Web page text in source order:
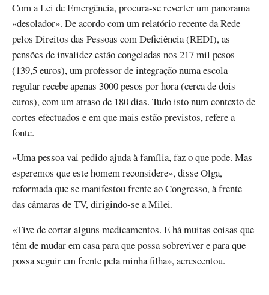
Com a Lei de Emergência, procura-se reverter um panorama
«desolador». De acordo com um relatório recente da Rede
pelos Direitos das Pessoas com Deficiência (REDI), as
pensões de invalidez estão congeladas nos 217 mil pesos
(139,5 euros), um professor de integração numa escola
regular recebe apenas 3000 pesos por hora (cerca de dois
euros), com um atraso de 180 dias. Tudo isto num contexto de
cortes efectuados e em que mais estão previstos, refere a
fonte.
«Uma pessoa vai pedido ajuda à família, faz o que pode. Mas
esperemos que este homem reconsidere», disse Olga,
reformada que se manifestou frente ao Congresso, à frente
das câmaras de TV, dirigindo-se a Milei.
«Tive de cortar alguns medicamentos. E há muitas coisas que
têm de mudar em casa para que possa sobreviver e para que
possa seguir em frente pela minha filha», acrescentou.